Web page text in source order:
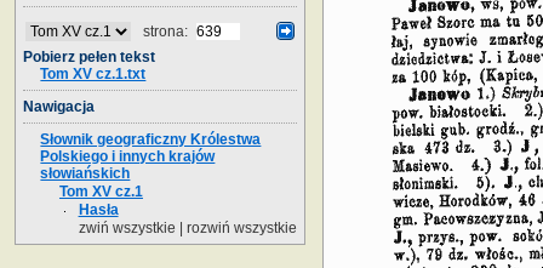
strona:
Pobierz pełen tekst
Tom XV cz.1.txt
Nawigacja
Słownik geograficzny Królestwa
Polskiego i innych krajów
słowiańskich
Tom XV cz.1
Hasła
zwiń wszystkie
rozwiń wszystkie